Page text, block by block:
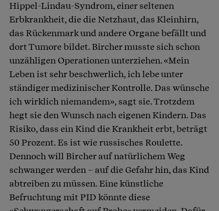
Hippel-Lindau-Syndrom, einer seltenen
Erbkrankheit, die die Netzhaut, das Kleinhirn,
das Rückenmark und andere Organe befällt und
dort Tumore bildet. Bircher musste sich schon
unzähligen Operationen unterziehen. «Mein
Leben ist sehr beschwerlich, ich lebe unter
ständiger medizinischer Kontrolle. Das wünsche
ich wirklich niemandem», sagt sie. Trotzdem
hegt sie den Wunsch nach eigenen Kindern. Das
Risiko, dass ein Kind die Krankheit erbt, beträgt
50 Prozent. Es ist wie russisches Roulette.
Dennoch will Bircher auf natürlichem Weg
schwanger werden – auf die Gefahr hin, das Kind
abtreiben zu müssen. Eine künstliche
Befruchtung mit PID könnte diese